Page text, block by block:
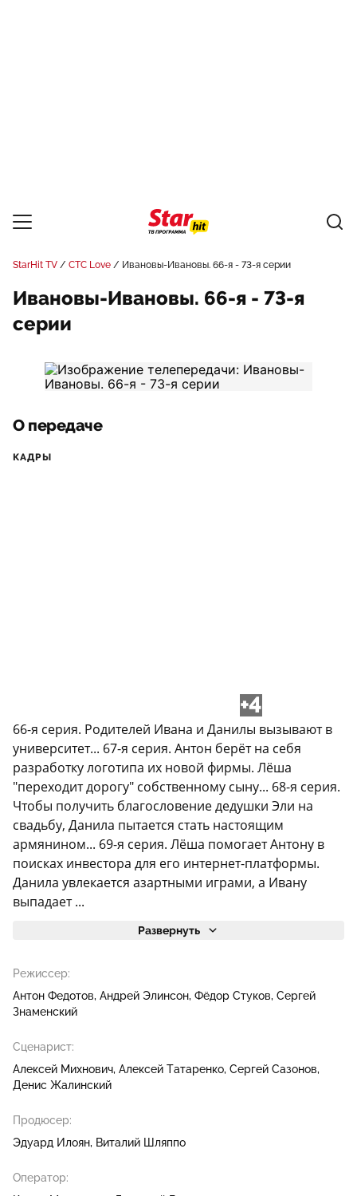
StarHit TV СТС Love Ивановы-Ивановы. 66-я - 73-я серии
Ивановы-Ивановы. 66-я - 73-я
серии
О передаче
КАДРЫ
+4
66-я серия. Родителей Ивана и Данилы вызывают в
университет... 67-я серия. Антон берёт на себя
разработку логотипа их новой фирмы. Лёша
"переходит дорогу" собственному сыну... 68-я серия.
Чтобы получить благословение дедушки Эли на
свадьбу, Данила пытается стать настоящим
армянином... 69-я серия. Лёша помогает Антону в
поисках инвестора для его интернет-платформы.
Данила увлекается азартными играми, а Ивану
выпадает ...
Развернуть
Режиссер:
Антон Федотов Андрей Элинсон Фёдор Стуков Сергей
Знаменский
Сценарист:
Алексей Михнович Алексей Татаренко Сергей Сазонов
Денис Жалинский
Продюсер:
Эдуард Илоян Виталий Шляппо
Оператор: